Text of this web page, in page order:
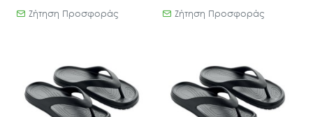
Ζήτηση Προσφοράς Ζήτηση Προσφοράς